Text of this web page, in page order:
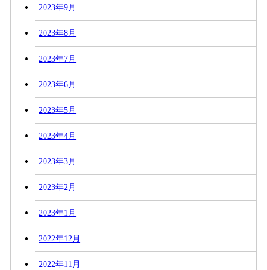
2023年9月
2023年8月
2023年7月
2023年6月
2023年5月
2023年4月
2023年3月
2023年2月
2023年1月
2022年12月
2022年11月